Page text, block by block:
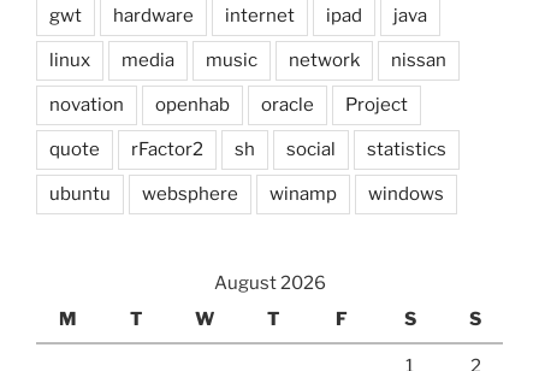
gwt hardware internet ipad java
linux media music network nissan
novation openhab oracle Project
quote rFactor2 sh social statistics
ubuntu websphere winamp windows
August 2026
M
T W T F S S
1 2